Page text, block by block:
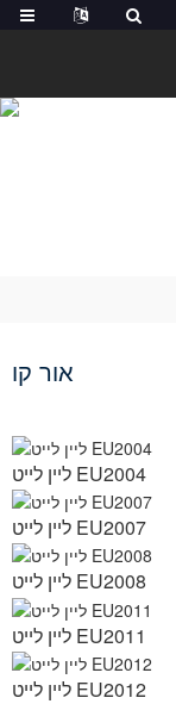
אור קו
ליין לייט EU2004
ליין לייט EU2007
ליין לייט EU2008
ליין לייט EU2011
ליין לייט EU2012